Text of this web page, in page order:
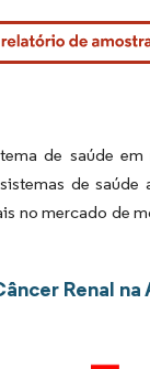
de saúde
de
no mercado de
Renal na